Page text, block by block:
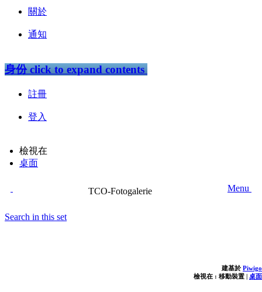
關於
通知
身份click to expand contents
註冊
登入
檢視在
桌面
TCO-Fotogalerie Menu
Search in this set
建基於Piwigo
檢視在 : 移動裝置 | 桌面